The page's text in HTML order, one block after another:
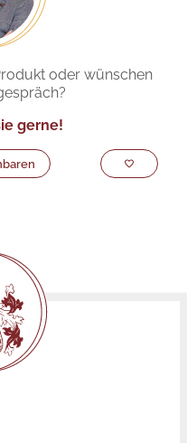
oder wünschen
gerne!